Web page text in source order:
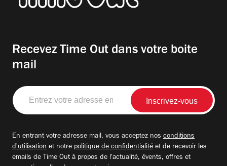
Recevez Time Out dans votre boite
mail
Entrez
votre
adresse
En entrant votre adresse mail, vous acceptez nos conditions
d'utilisation et notre politique de confidentialité et de recevoir les
emails de Time Out à propos de l'actualité, évents, offres et